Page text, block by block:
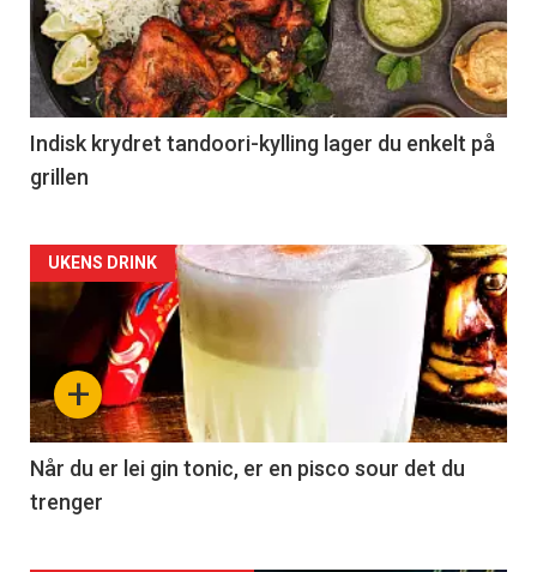
Indisk krydret tandoori-kylling lager du enkelt på
grillen
Forsiden
akkurat
nå
-
2
+
UKENS DRINK
Når du er lei gin tonic, er en pisco sour det du
trenger